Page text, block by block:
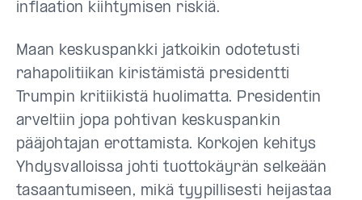
inflaation kiihtymisen riskiä.
Maan keskuspankki jatkoikin odotetusti
rahapolitiikan kiristämistä presidentti
Trumpin kritiikistä huolimatta. Presidentin
arveltiin jopa pohtivan keskuspankin
pääjohtajan erottamista. Korkojen kehitys
Yhdysvalloissa johti tuottokäyrän selkeään
tasaantumiseen, mikä tyypillisesti heijastaa